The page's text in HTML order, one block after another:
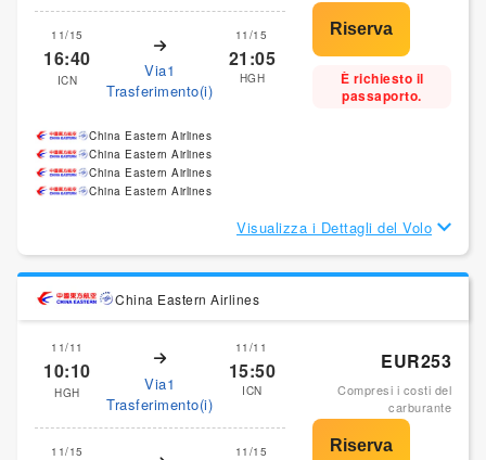
11/15
16:40
ICN
Via1
Trasferimento(i)
11/15
21:05
HGH
È richiesto il
passaporto.
China Eastern Airlines
China Eastern Airlines
China Eastern Airlines
China Eastern Airlines
Visualizza i Dettagli del Volo
China Eastern Airlines
11/11
10:10
HGH
Via1
Trasferimento(i)
11/11
15:50
ICN
11/15 11/15
EUR253
Compresi i costi del
carburante